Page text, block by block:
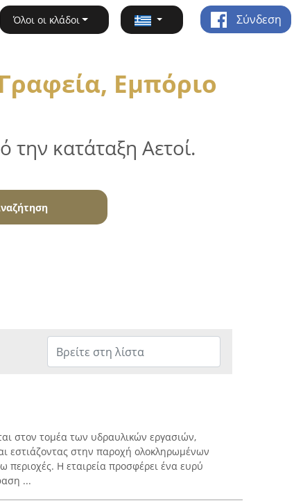
Όλοι οι κλάδοι Σύνδεση
Εμπόριο
την κατάταξη Αετοί.
στον τομέα των υδραυλικών εργασιών,
εστιάζοντας στην παροχή ολοκληρωμένων
περιοχές. Η εταιρεία προσφέρει ένα ευρύ
...